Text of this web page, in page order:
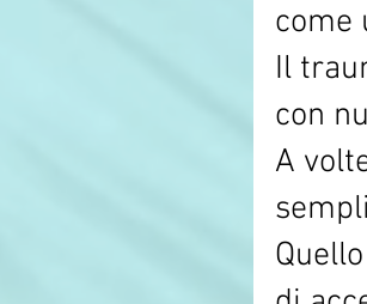
come
Il
con
A